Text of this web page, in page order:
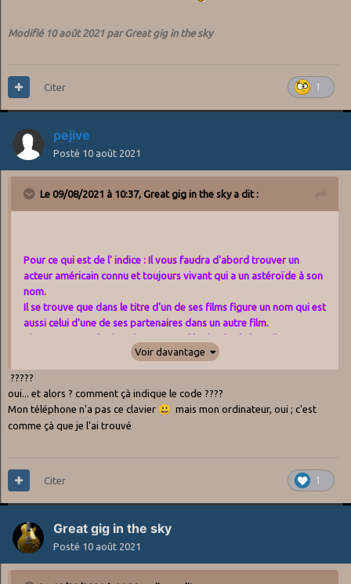
Modifié 10 août 2021par Great gig in the sky
1
Citer
pejive
Posté 10 août 2021
Le 09/08/2021 à 10:37, Great gig in the skya dit :
Pour ce qui est de l' indice : Il vous faudra d'abord trouver un
acteur américain connu et toujours vivant qui a un astéroïde à son
nom.
Il se trouve que dans le titre d'un de ses films figure un nom qui est
aussi celui d'une de ses partenaires dans un autre film.
Si vous trouvez le titre de cet autre film ( enfin, le bon, ils en ont
fait plusieurs ensemble ) , il devrait vous donner un indice sérieux
pour passer cette première étape.
L'acteur américain connu et toujours vivant qui a un astéroïde à
son nom est TOM HANKS.
Le film dont le titre comprend un nom est "Il faut sauver le soldat
Et le titre de l' un de leurs films communs est : " Vous avez un
message".
Voir davantage
?????
oui... et alors ? comment çà indique le code ????
Mon téléphone n'a pas ce clavier 😃 mais mon ordinateur, oui ; c'est
comme çà que je l'ai trouvé
1
Citer
Great gig in the sky
Posté 10 août 2021